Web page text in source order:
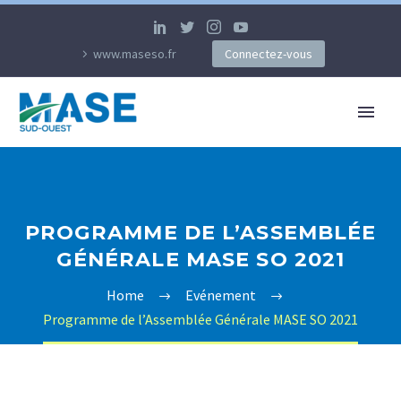
www.maseso.fr Connectez-vous
PROGRAMME DE L’ASSEMBLÉE
GÉNÉRALE MASE SO 2021
Home
Evénement
Programme de l’Assemblée Générale MASE SO 2021